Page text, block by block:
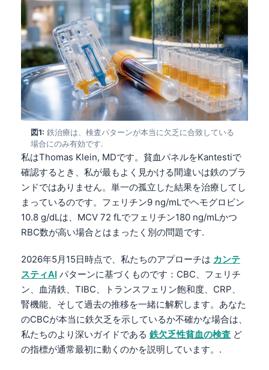
図1: 鉄治療は、検査パターンが本当に欠乏に合致している
場合にのみ有効です.
私はThomas Klein, MDです。貧血パネルをKantestiで
確認するとき、私が最もよく見かける間違いは鉄のブラ
ンドではありません。単一の孤立した結果を治療してし
まっているのです。フェリチン9 ng/mLでヘモグロビン
10.8 g/dLは、MCV 72 fLでフェリチン180 ng/mLかつ
RBC数が高い場合とはまったく別の問題です.
2026年5月15日時点で、私たちのアプローチは カンテ
スティAI パターンに基づくものです：CBC、フェリチ
ン、血清鉄、TIBC、トランスフェリン飽和度、CRP、
腎機能、そして過去の推移を一緒に解釈します。あなた
のCBCが本当に鉄欠乏を示しているか不確かな場合は、
私たちのより深いガイドである 鉄欠乏性貧血の検査 ど
の指標が通常最初に動くのかを説明しています。.